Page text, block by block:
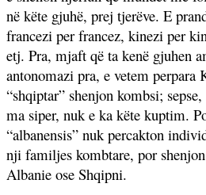
në këte gjuhë, prej tjerëve. E
francezi per francez, kinezi per
etj. Pra, mjaft që ta kenë gjuhen
antonomazi pra, e vetem
“shqiptar” shenjon kombsi;
ma siper, nuk e ka këte kuptim.
“albanensis” nuk percakton
nji familjes kombtare, por
Albanie ose Shqipni.